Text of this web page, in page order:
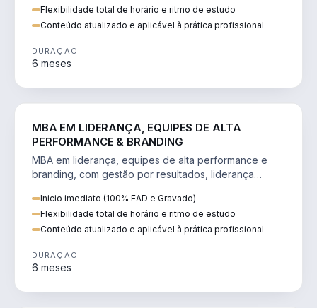
Flexibilidade total de horário e ritmo de estudo
Conteúdo atualizado e aplicável à prática profissional
DURAÇÃO
6 meses
MBA EM LIDERANÇA, EQUIPES DE ALTA
PERFORMANCE & BRANDING
MBA em liderança, equipes de alta performance e
branding, com gestão por resultados, liderança
Inicio imediato (100% EAD e Gravado)
Flexibilidade total de horário e ritmo de estudo
Conteúdo atualizado e aplicável à prática profissional
DURAÇÃO
6 meses